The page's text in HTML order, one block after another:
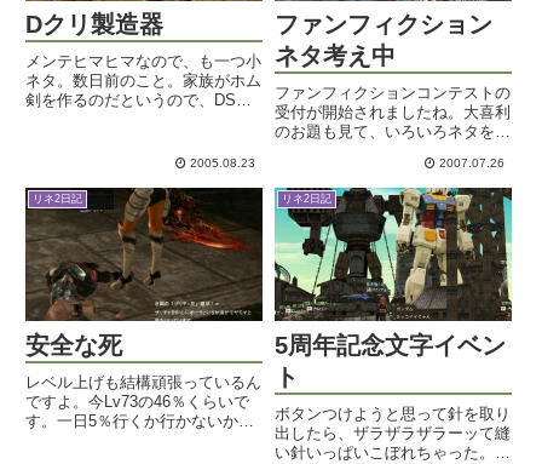
Dクリ製造器
メンテヒマヒマなので、も一つ小
ネタ。数日前のこと。家族がホム
剣を作るのだというので、DSOE
いくと、サクサクサクサク＋の数
あっという間に+7DSが...
2005.08.23
ファンフィクション
ネタ考え中
ファンフィクションコンテストの
受付が開始されましたね。大喜利
のお題も見て、いろいろネタを考
であちこちをさまよっていると思
います。久しぶりにべりさんと火
炎に行ってきました。私からは黄
色と薄赤ですけれど、サクサク
狩...
2007.07.26
リネ2日記
安全な死
レベル上げも結構頑張っているん
ですよ。今Lv73の46％くらいで
す。一日5％行くか行かないかの
リネ2日記
5周年記念文字イベン
ト
ボタンつけようと思って針を取り
出したら、ザラザラザラーッて縫
い針いっぱいこぼれちゃった。う